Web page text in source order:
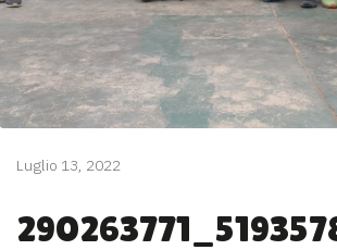
Luglio 13, 2022